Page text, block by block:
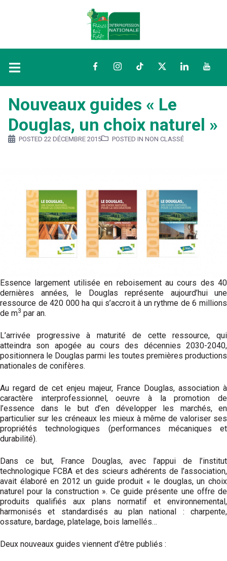
FacebookInstagramTikTokTwitterLinkedIn
Nouveaux guides « Le
Douglas, un choix naturel »
POSTED 22 DÉCEMBRE 2015 POSTED IN NON CLASSÉ
Essence largement utilisée en reboisement au cours des 40
dernières années, le Douglas représente aujourd’hui une
ressource de 420 000 ha qui s’accroit à un rythme de 6 millions
de m3 par an.
L’arrivée progressive à maturité de cette ressource, qui
atteindra son apogée au cours des décennies 2030-2040,
positionnera le Douglas parmi les toutes premières productions
nationales de conifères.
Au regard de cet enjeu majeur, France Douglas, association à
caractère interprofessionnel, oeuvre à la promotion de
l’essence dans le but d’en développer les marchés, en
particulier sur les créneaux les mieux à même de valoriser ses
propriétés technologiques (performances mécaniques et
durabilité).
Dans ce but, France Douglas, avec l’appui de l’institut
technologique FCBA et des scieurs adhérents de l’association,
avait élaboré en 2012 un guide produit « le douglas, un choix
naturel pour la construction ». Ce guide présente une offre de
produits qualifiés aux plans normatif et environnemental,
harmonisés et standardisés au plan national : charpente,
ossature, bardage, platelage, bois lamellés…
Deux nouveaux guides viennent d’être publiés :